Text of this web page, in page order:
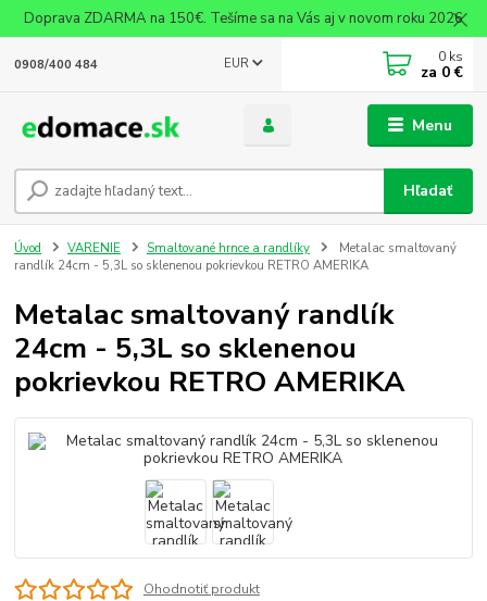
Doprava ZDARMA na 150€. Tešíme sa na Vás aj v novom roku 2026
Menu
EUR
Hľadať
0908/400 484 0 ks
za 0 €
Úvod VARENIE Smaltované hrnce a randlíky
Metalac smaltovaný
randlík 24cm - 5,3L so sklenenou pokrievkou RETRO AMERIKA
Metalac smaltovaný randlík
24cm - 5,3L so sklenenou
pokrievkou RETRO AMERIKA
Ohodnotiť produkt